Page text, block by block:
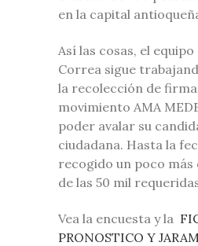
en la capital
Así las cosas, el
Correa sigue
la recolección de
movimiento AMA
poder avalar su
ciudadana. Hasta la
recogido un poco más
de las 50 mil
Vea la encuesta y la
PRONOSTICO Y